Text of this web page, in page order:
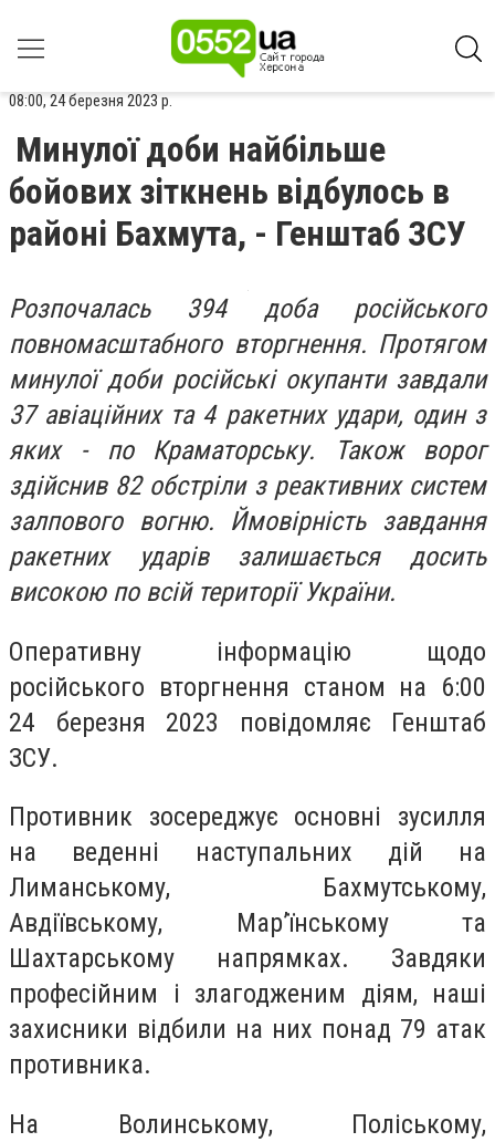
08:00, 24 березня 2023 р.
Минулої доби найбільше
бойових зіткнень відбулось в
районі Бахмута, - Генштаб ЗСУ
Розпочалась 394 доба російського
повномасштабного вторгнення. Протягом
минулої доби російські окупанти завдали
37 авіаційних та 4 ракетних удари, один з
яких - по Краматорську. Також ворог
здійснив 82 обстріли з реактивних систем
залпового вогню. Ймовірність завдання
ракетних ударів залишається досить
високою по всій території України.
Оперативну інформацію щодо
російського вторгнення станом на 6:00
24 березня 2023 повідомляє Генштаб
ЗСУ.
Противник зосереджує основні зусилля
на веденні наступальних дій на
Лиманському, Бахмутському,
Авдіївському, Мар’їнському та
Шахтарському напрямках. Завдяки
професійним і злагодженим діям, наші
захисники відбили на них понад 79 атак
противника.
На Волинському, Поліському,